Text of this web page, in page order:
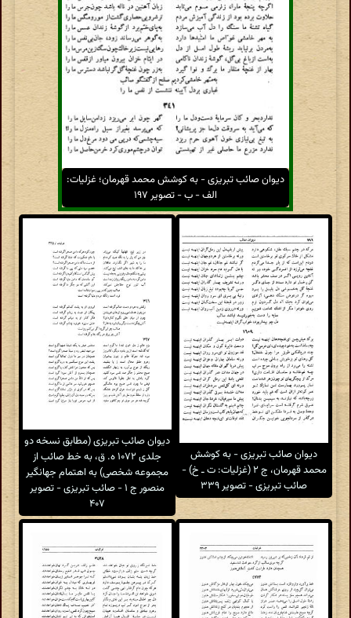
دیوان صائب تبریزی - به کوشش محمد قهرمان؛ غزلیات:
الف - ب - تصویر ۱۹۷
دیوان صائب تبریزی - به کوشش
محمد قهرمان، ج ۲ (غزلیات: ت ـ خ) -
صائب تبریزی - تصویر ۳۳۹
دیوان صائب تبریزی (مطابق نسخه دو
جلدی ۱۰۷۲ ه. ق، به خط صائب از
مجموعه شخصی) به اهتمام جهانگیر
منصور ج ۱ - صائب تبریزی - تصویر
۴۰۷